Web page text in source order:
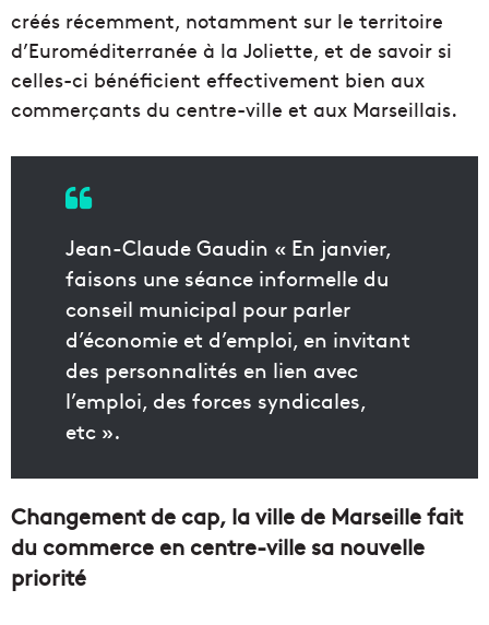
créés récemment, notamment sur le territoire
d’Euroméditerranée à la Joliette, et de savoir si
celles-ci bénéficient effectivement bien aux
commerçants du centre-ville et aux Marseillais.
Jean-Claude Gaudin « En janvier,
faisons une séance informelle du
conseil municipal pour parler
d’économie et d’emploi, en invitant
des personnalités en lien avec
l’emploi, des forces syndicales,
etc ».
Changement de cap, la ville de Marseille fait
du commerce en centre-ville sa nouvelle
priorité